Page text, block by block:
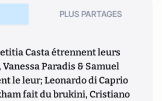
PLUS PARTAGES
Casta étrennent leurs
Paradis & Samuel
le leur; Leonardo di Caprio
fait du brukini, Cristiano